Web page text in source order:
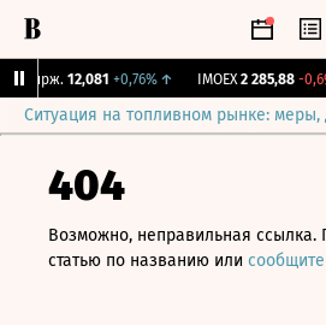
Бирж. 12,081 +0,76%↑ IMOEX 2 285,88 -
Ситуация на топливном рынке: меры,
404
Возможно, неправильная ссылка.
статью по названию или